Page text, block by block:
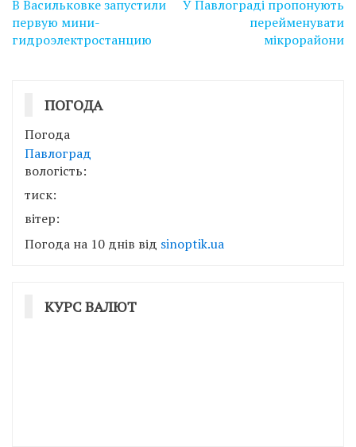
записів
В Васильковке запустили
первую мини-
гидроэлектростанцию
У Павлограді пропонують
перейменувати
мікрорайони
ПОГОДА
Погода
Павлоград
вологість:
тиск:
вітер:
Погода на 10 днів від sinoptik.ua
КУРС ВАЛЮТ